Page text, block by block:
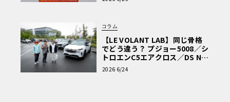
コラム
【LE VOLANT LAB】同じ骨格
でどう違う？ プジョー5008／シ
トロエンC5エアクロス／DS Nº4
読者一気乗りレポート
2026 6/24